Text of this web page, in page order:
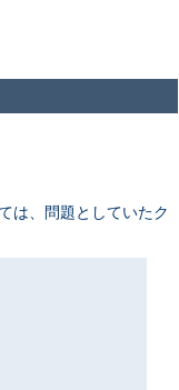
は、問題としていたク